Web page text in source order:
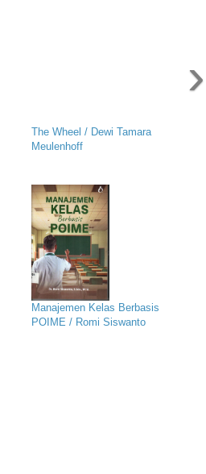
The Wheel / Dewi Tamara
Meulenhoff
Manajemen Kelas Berbasis
POIME / Romi Siswanto
›